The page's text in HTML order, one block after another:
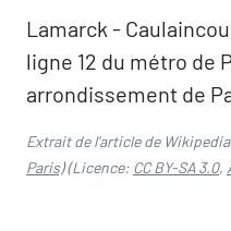
Lamarck -
ligne 12 du métro de
arrondissement de
Extrait de l'article de Wikipedia
Paris)(Licence: CC BY-SA 3.0,